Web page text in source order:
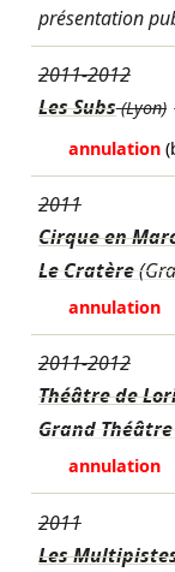
présentation
2011-2012
Les Subs(Lyon)
annulation
2011
Cirque en
Le Cratère
annulation
2011-2012
Théâtre de
Grand
annulation
2011
Les